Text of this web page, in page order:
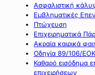
Ασφαλιστική
Εμβληματικές
Πτώχευση
Επιχειρηματικά
Ακραία καιρικά
Οδηγία 89/106/ΕΟΚ
Καθαρό εισόδημα
επιχειρήσεων